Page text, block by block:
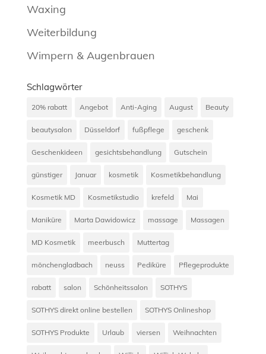
Waxing
Weiterbildung
Wimpern & Augenbrauen
Schlagwörter
20% rabatt Angebot Anti-Aging August Beauty
beautysalon Düsseldorf fußpflege geschenk
Geschenkideen gesichtsbehandlung Gutschein
günstiger Januar kosmetik Kosmetikbehandlung
Kosmetik MD Kosmetikstudio krefeld Mai
Maniküre Marta Dawidowicz massage Massagen
MD Kosmetik meerbusch Muttertag
mönchengladbach neuss Pediküre Pflegeprodukte
rabatt salon Schönheitssalon SOTHYS
SOTHYS direkt online bestellen SOTHYS Onlineshop
SOTHYS Produkte Urlaub viersen Weihnachten